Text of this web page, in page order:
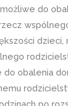
do
dzieci,
do obalenia
po